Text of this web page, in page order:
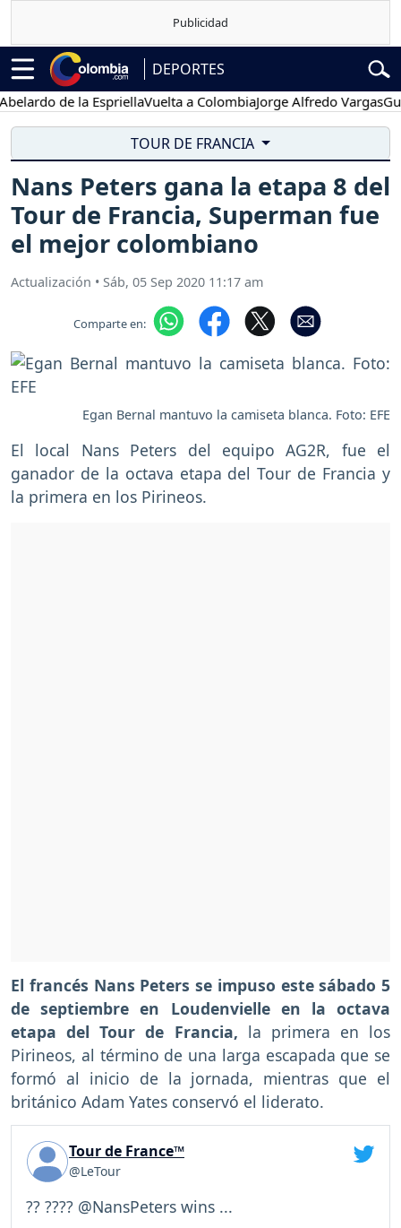
DEPORTES
de la EspriellaVuelta a ColombiaJorge Alfredo Vargas
TOUR DE FRANCIA
Nans Peters gana la etapa 8 del
Tour de Francia, Superman fue
el mejor colombiano
Actualización • Sáb, 05 Sep 2020 11:17 am
Comparte en:
Egan Bernal mantuvo la camiseta blanca. Foto: EFE
El local Nans Peters del equipo AG2R, fue el
ganador de la octava etapa del Tour de Francia y
la primera en los Pirineos.
El francés Nans Peters se impuso este sábado 5
de septiembre en Loudenvielle en la octava
etapa del Tour de Francia, la primera en los
Pirineos, al término de una larga escapada que se
formó al inicio de la jornada, mientras que el
británico Adam Yates conservó el liderato.
Tour de France™
@LeTour
?? ???? @NansPeters wins ...